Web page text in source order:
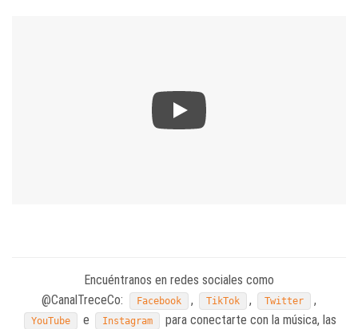
Encuéntranos en redes sociales como
@CanalTreceCo:
Facebook , TikTok , Twitter ,
YouTube e Instagram
para conectarte con la música, las